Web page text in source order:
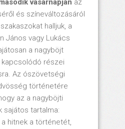
vasárnapján az
és színeváltozásáról
halljuk, a
János vagy Lukács
a nagyböjt
részei
Az ószövetségi
történetére
az a nagyböjti
sajátos tartalma:
hitnek a történetét,